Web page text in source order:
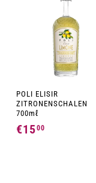
POLI ELISIR
ZITRONENSCHALEN
700mℓ
€1500